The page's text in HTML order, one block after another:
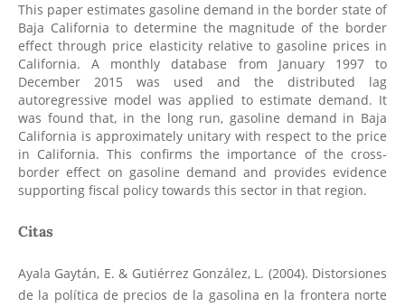
This paper estimates gasoline demand in the border state of
Baja California to determine the magnitude of the border
effect through price elasticity relative to gasoline prices in
California. A monthly database from January 1997 to
December 2015 was used and the distributed lag
autoregressive model was applied to estimate demand. It
was found that, in the long run, gasoline demand in Baja
California is approximately unitary with respect to the price
in California. This confirms the importance of the cross-
border effect on gasoline demand and provides evidence
supporting fiscal policy towards this sector in that region.
Citas
Ayala Gaytán, E. & Gutiérrez González, L. (2004). Distorsiones
de la política de precios de la gasolina en la frontera norte